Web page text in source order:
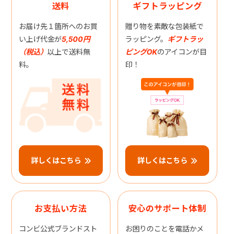
送料
お届け先１箇所へのお買
い上げ代金が5,500円
（税込） 以上で送料無
料。
詳しくはこちら
ギフトラッピング
贈り物を素敵な包装紙で
ラッピング。 ギフトラッ
ピングOKのアイコンが目
印！
詳しくはこちら
お支払い方法
コンビ公式ブランドスト
安心のサポート体制
お困りのことを電話かメ